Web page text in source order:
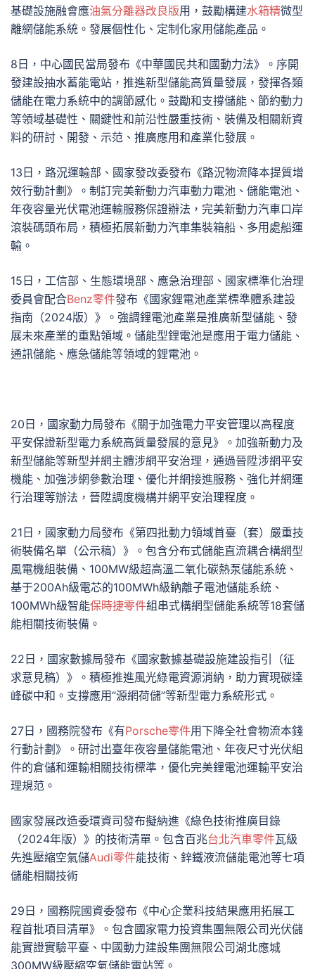
基礎設施融會應油氣分離器改良版用，鼓勵構建水箱精微型
離網儲能系統。發展個性化、定制化家用儲能產品。
8日，中心國民當局發布《中華國民共和國動力法》。序開
發建設抽水蓄能電站，推進新型儲能高質量發展，發揮各類
儲能在電力系統中的調節感化。鼓勵和支撐儲能、節約動力
等領域基礎性、關鍵性和前沿性嚴重技術、裝備及相關新資
料的研討、開發、示范、推廣應用和產業化發展。
13日，路況運輸部、國家發改委發布《路況物流降本提質增
效行動計劃》。制訂完美新動力汽車動力電池、儲能電池、
年夜容量光伏電池運輸服務保證辦法，完美新動力汽車口岸
滾裝碼頭布局，積極拓展新動力汽車集裝箱船、多用處船運
輸。
15日，工信部、生態環境部、應急治理部、國家標準化治理
委員會配合Benz零件發布《國家鋰電池產業標準體系建設
指南（2024版）》。強調鋰電池產業是推廣新型儲能、發
展未來產業的重點領域。儲能型鋰電池是應用于電力儲能、
通訊儲能、應急儲能等領域的鋰電池。
20日，國家動力局發布《關于加強電力平安管理以高程度
平安保證新型電力系統高質量發展的意見》。加強新動力及
新型儲能等新型并網主體涉網平安治理，通過晉陞涉網平安
機能、加強涉網參數治理、優化并網接進服務、強化并網運
行治理等辦法，晉陞調度機構并網平安治理程度。
21日，國家動力局發布《第四批動力領域首臺（套）嚴重技
術裝備名單（公示稿）》。包含分布式儲能直流耦合構網型
風電機組裝備、100MW級超高溫二氧化碳熱泵儲能系統、
基于200Ah級電芯的100MWh級鈉離子電池儲能系統、
100MWh級智能保時捷零件組串式構網型儲能系統等18套儲
能相關技術裝備。
22日，國家數據局發布《國家數據基礎設施建設指引（征
求意見稿）》。積極推進風光綠電資源消納，助力實現碳達
峰碳中和。支撐應用“源網荷儲”等新型電力系統形式。
27日，國務院發布《有Porsche零件用下降全社會物流本錢
行動計劃》。研討出臺年夜容量儲能電池、年夜尺寸光伏組
件的倉儲和運輸相關技術標準，優化完美鋰電池運輸平安治
理規范。
國家發展改造委環資司發布擬納進《綠色技術推廣目錄
（2024年版）》的技術清單。包含百兆台北汽車零件瓦級
先進壓縮空氣儲Audi零件能技術、鋅鐵液流儲能電池等七項
儲能相關技術
29日，國務院國資委發布《中心企業科技結果應用拓展工
程首批項目清單》。包含國家電力投資集團無限公司光伏儲
能實證實驗平臺、中國動力建設集團無限公司湖北應城
300MW級壓縮空氣儲能電站等。